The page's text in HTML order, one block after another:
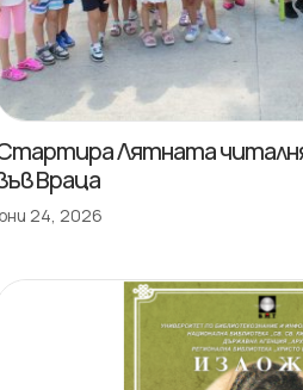
Лятната
Враца
24, 2026